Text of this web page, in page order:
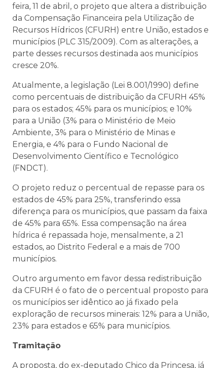
feira, 11 de abril, o projeto que altera a distribuição
da Compensação Financeira pela Utilização de
Recursos Hídricos (CFURH) entre União, estados e
municípios (PLC 315/2009). Com as alterações, a
parte desses recursos destinada aos municípios
cresce 20%.
Atualmente, a legislação (Lei 8.001/1990) define
como percentuais de distribuição da CFURH 45%
para os estados; 45% para os municípios; e 10%
para a União (3% para o Ministério de Meio
Ambiente, 3% para o Ministério de Minas e
Energia, e 4% para o Fundo Nacional de
Desenvolvimento Científico e Tecnológico
(FNDCT).
O projeto reduz o percentual de repasse para os
estados de 45% para 25%, transferindo essa
diferença para os municípios, que passam da faixa
de 45% para 65%. Essa compensação na área
hídrica é repassada hoje, mensalmente, a 21
estados, ao Distrito Federal e a mais de 700
municípios.
Outro argumento em favor dessa redistribuição
da CFURH é o fato de o percentual proposto para
os municípios ser idêntico ao já fixado pela
exploração de recursos minerais: 12% para a União,
23% para estados e 65% para municípios.
Tramitação
A proposta, do ex-deputado Chico da Princesa, já